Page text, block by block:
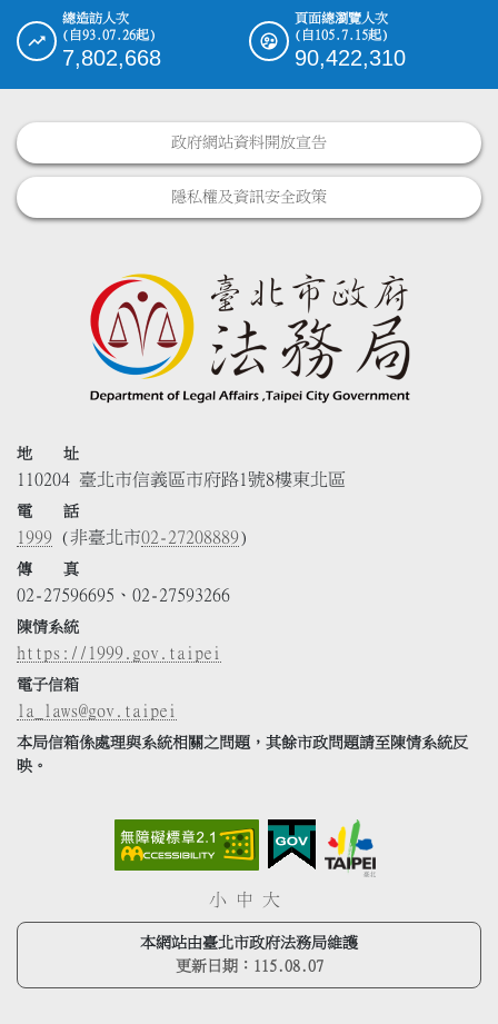
總造訪人次
(自93.07.26起)
7,802,668
頁面總瀏覽人次
(自105.7.15起)
90,422,310
政府網站資料開放宣告
隱私權及資訊安全政策
地 址
110204 臺北市信義區市府路1號8樓東北區
電 話
1999 (非臺北市02-27208889)
傳 真
02-27596695、02-27593266
陳情系統
https://1999.gov.taipei
電子信箱
la_laws@gov.taipei
本局信箱係處理與系統相關之問題，其餘市政問題請至陳情系統反
映。
小 中 大
本網站由臺北市政府法務局維護
更新日期： 115.08.07